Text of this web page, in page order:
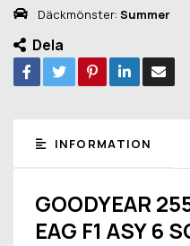
Däckmönster: Summer
Dela
INFORMATION
GOODYEAR
EAG F1 ASY 6